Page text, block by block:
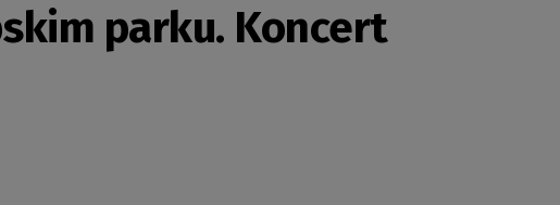
parku. Koncert